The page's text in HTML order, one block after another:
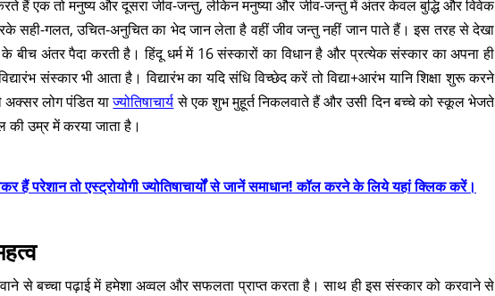
हैं एक तो मनुष्य और दूसरा जीव-जन्तु, लेकिन मनुष्या और जीव-जन्तु में अंतर केवल बुद्धि और विवेक
सही-गलत, उचित-अनुचित का भेद जान लेता है वहीं जीव जन्तु नहीं जान पाते हैं। इस तरह से देखा
बीच अंतर पैदा करती है। हिंदू धर्म में 16 संस्कारों का विधान है और प्रत्येक संस्कार का अपना ही
संस्कार भी आता है। विद्यारंभ का यदि संधि विच्छेद करें तो विद्या+आरंभ यानि शिक्षा शुरू करने
अक्सर लोग पंडित याज्योतिषाचार्यसे एक शुभ मुहूर्त निकलवाते हैं और उसी दिन बच्चे को स्कूल भेजते
उम्र में करया जाता है।
हैं परेशान तो एस्ट्रोयोगी ज्योतिषाचार्यों से जानें समाधान! कॉल करने के लिये यहां क्लिक करें।
से बच्चा पढ़ाई में हमेशा अव्वल और सफलता प्राप्त करता है। साथ ही इस संस्कार को करवाने से